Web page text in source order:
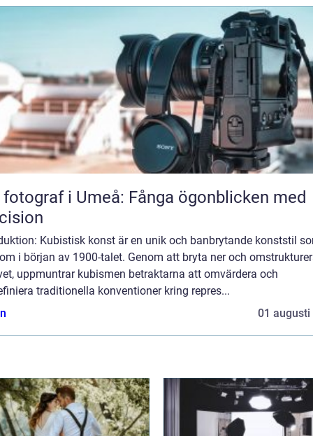
fotograf i Umeå: Fånga ögonblicken med
Kubistisk konst är en unik och banbrytande konststil
i början av 1900-talet. Genom att bryta ner och
uppmuntrar kubismen betraktarna att omvärdera och
traditionella konventioner kring repres...
01 augusti